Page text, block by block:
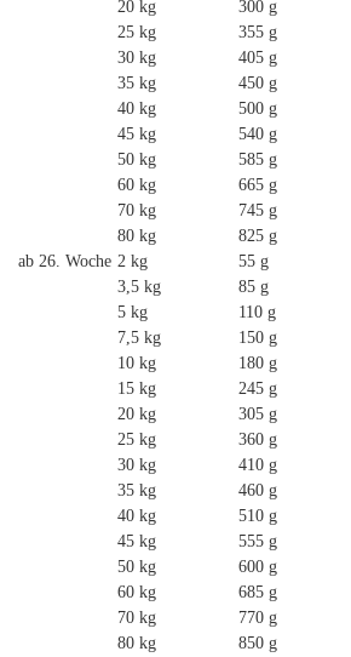
20 kg
300 g
25 kg
355 g
30 kg
405 g
35 kg
450 g
40 kg
500 g
45 kg
540 g
50 kg
585 g
60 kg
665 g
70 kg
745 g
80 kg
825 g
ab 26. Woche 2 kg
55 g
3,5 kg
85 g
5 kg
110 g
7,5 kg
150 g
10 kg
180 g
15 kg
245 g
20 kg
305 g
25 kg
360 g
30 kg
410 g
35 kg
460 g
40 kg
510 g
45 kg
555 g
50 kg
600 g
60 kg
685 g
70 kg
770 g
80 kg
850 g